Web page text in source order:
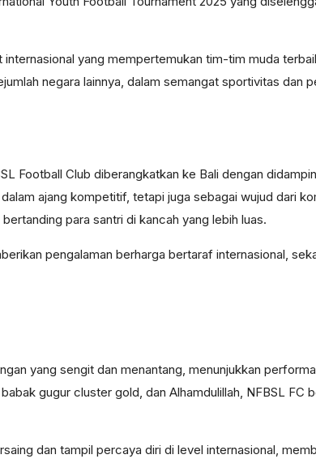
yang mempertemukan tim-tim muda
negara lainnya, dalam semangat sportivitas dan
Football Club diberangkatkan ke Bali dengan
ajang kompetitif, tetapi juga sebagai wujud dari
para santri di kancah yang lebih luas.
pengalaman berharga bertaraf internasional,
yang sengit dan menantang, menunjukkan
gugur cluster gold, dan Alhamdulillah, NFBSL FC
dan tampil percaya diri di level internasional,